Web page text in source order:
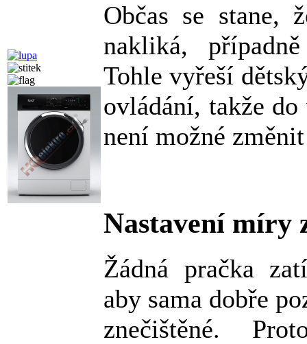
Občas se stane,
nakliká,
Tohle vyřeší
ovládání, takže
není možné
Nastavení míry
Žádná pračka
aby sama dobře
znečištěné.